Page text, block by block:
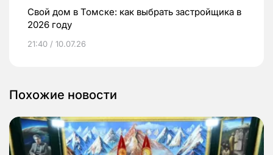
Свой дом в Томске: как выбрать застройщика в
2026 году
21:40 / 10.07.26
Похожие новости